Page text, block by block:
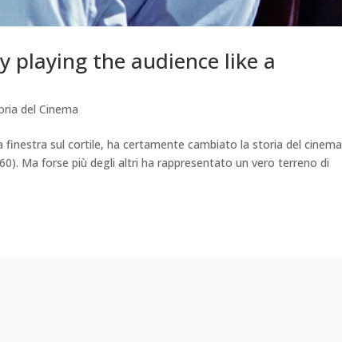
playing the audience like a
del Cinema
sul cortile, ha certamente cambiato la storia del cinema
Ma forse più degli altri ha rappresentato un vero terreno di